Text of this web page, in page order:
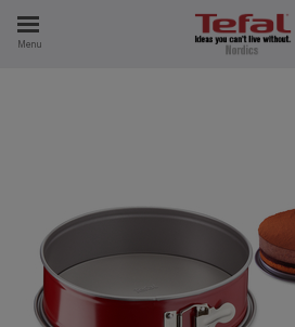
Menu